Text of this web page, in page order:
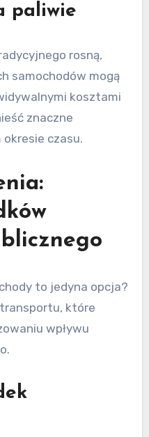
paliwie
rosną,
samochodów mogą
kosztami
znaczne
okresie czasu.
to jedyna opcja?
które
wpływu